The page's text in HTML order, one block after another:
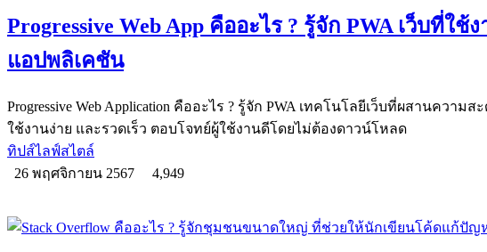
Progressive Web App คืออะไร ? รู้จัก PWA เว็บที่ใช้
แอปพลิเคชัน
Progressive Web Application คืออะไร ? รู้จัก PWA เทคโนโลยีเว็บที่ผสานความ
ใช้งานง่าย และรวดเร็ว ตอบโจทย์ผู้ใช้งานดีโดยไม่ต้องดาวน์โหลด
ทิปส์ไลฟ์สไตล์
26 พฤศจิกายน 2567
4,949